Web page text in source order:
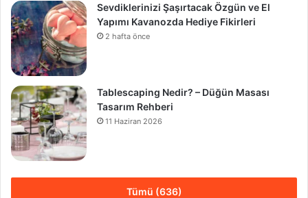
Sevdiklerinizi Şaşırtacak Özgün ve El
Yapımı Kavanozda Hediye Fikirleri
2 hafta önce
Tablescaping Nedir? – Düğün Masası
Tasarım Rehberi
11 Haziran 2026
Tümü (636)